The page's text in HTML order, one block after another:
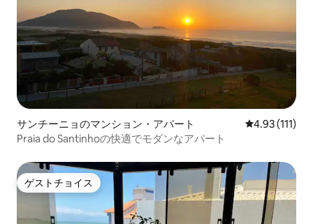
サンチーニョのマンション・アパート レビュー111
4.93 (111)
Praia do Santinhoの快適でモダンなアパート
ゲストチョイス
ゲストチョイス